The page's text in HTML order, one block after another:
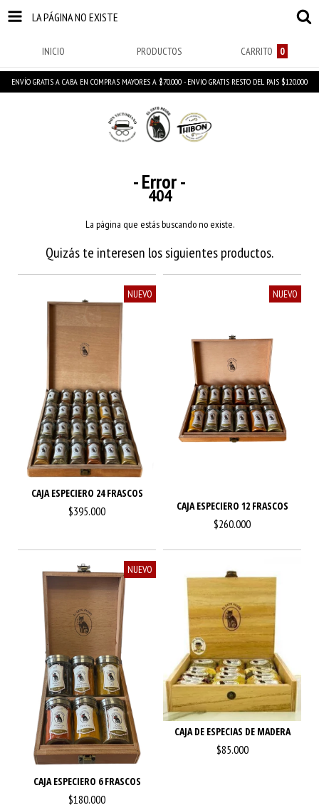
LA PÁGINA NO EXISTE
INICIO PRODUCTOS CARRITO 0
ENVÍO GRATIS A CABA EN COMPRAS MAYORES A $70.000 - ENVIO GRATIS RESTO DEL PAIS $120.000
- Error -
404
La página que estás buscando no existe.
Quizás te interesen los siguientes productos.
NUEVO
CAJA ESPECIERO 24 FRASCOS
$395.000
NUEVO
CAJA ESPECIERO 12 FRASCOS
$260.000
NUEVO
CAJA ESPECIERO 6 FRASCOS
$180.000
CAJA DE ESPECIAS DE MADERA
$85.000